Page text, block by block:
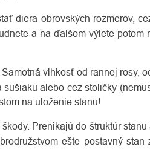
diera obrovských rozmerov,
a na ďalšom výlete potom
vlhkosť od rannej rosy,
alebo cez stoličky
na uloženie stanu!
Prenikajú do štruktúr stanu
ešte postavný stan